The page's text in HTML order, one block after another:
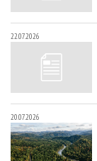
22.07.2026
20.07.2026